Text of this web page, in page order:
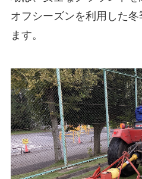
オフシーズンを利用した
ます。